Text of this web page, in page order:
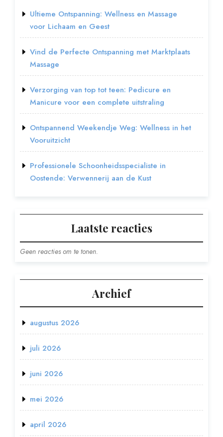
Ultieme Ontspanning: Wellness en Massage
voor Lichaam en Geest
Vind de Perfecte Ontspanning met Marktplaats
Massage
Verzorging van top tot teen: Pedicure en
Manicure voor een complete uitstraling
Ontspannend Weekendje Weg: Wellness in het
Vooruitzicht
Professionele Schoonheidsspecialiste in
Oostende: Verwennerij aan de Kust
Laatste reacties
Geen reacties om te tonen.
Archief
augustus 2026
juli 2026
juni 2026
mei 2026
april 2026